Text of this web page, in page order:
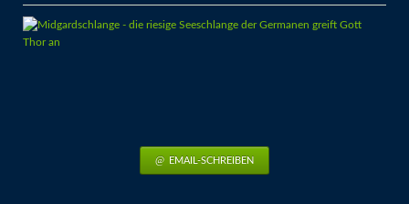
EMAIL-SCHREIBEN